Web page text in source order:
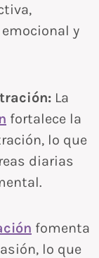
y
La
fortalece la
lo que
diarias
fomenta
lo que